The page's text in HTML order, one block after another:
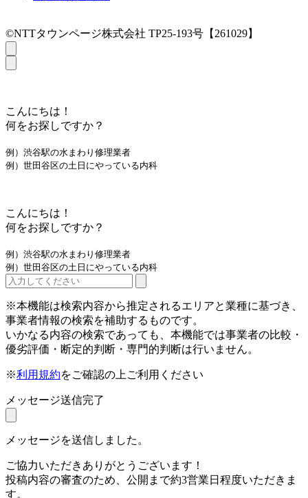
©NTTタウンページ株式会社 TP25-193号【261029】
こんにちは！
何をお探しですか？
例）渋谷駅の水まわり修理業者
例）世田谷区の土日にやっている内科
こんにちは！
何をお探しですか？
例）渋谷駅の水まわり修理業者
例）世田谷区の土日にやっている内科
※本機能は検索内容から推定されるエリアと業種に基づき、
事業者情報の検索を補助するものです。
いかなる内容の検索であっても、本機能では事業者の比較・
優劣評価・断定的判断・専門的判断は行いません。
※利用規約をご確認の上ご利用ください
メッセージ送信完了
メッセージを送信しました。
ご協力いただきありがとうございます！
投稿内容の審査のため、公開まで約3営業日程度いただきま
す。